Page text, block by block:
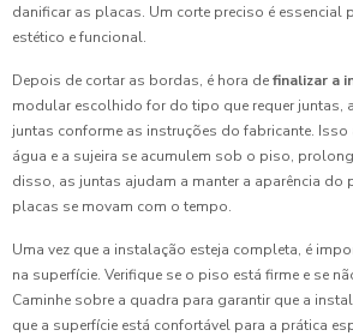
danificar as placas. Um corte preciso é essencial
estético e funcional.
Depois de cortar as bordas, é hora definalizar a
modular escolhido for do tipo que requer juntas,
juntas conforme as instruções do fabricante. Isso
água e a sujeira se acumulem sob o piso,
disso, as juntas ajudam a manter a aparência do
placas se movam com o tempo.
Uma vez que a instalação esteja completa, é
na superfície. Verifique se o piso está firme e se
Caminhe sobre a quadra para garantir que a
que a superfície está confortável para a prática